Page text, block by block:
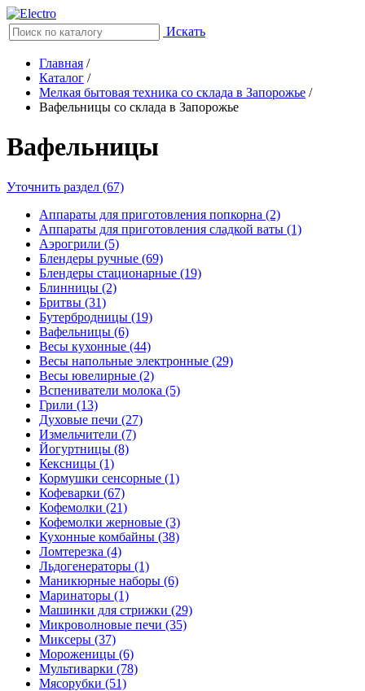
Искать
Главная /
Каталог /
Мелкая бытовая техника со склада в Запорожье /
Вафельницы со склада в Запорожье
Вафельницы
Уточнить раздел (67)
Аппараты для приготовления попкорна (2)
Аппараты для приготовления сладкой ваты (1)
Аэрогрили (5)
Блендеры ручные (69)
Блендеры стационарные (19)
Блинницы (2)
Бритвы (31)
Бутербродницы (19)
Вафельницы (6)
Весы кухонные (44)
Весы напольные электронные (29)
Весы ювелирные (2)
Вспениватели молока (5)
Грили (13)
Духовые печи (27)
Измельчители (7)
Йогуртницы (8)
Кексницы (1)
Кормушки сенсорные (1)
Кофеварки (67)
Кофемолки (21)
Кофемолки жерновые (3)
Кухонные комбайны (38)
Ломтерезка (4)
Льдогенераторы (1)
Маникюрные наборы (6)
Маринаторы (1)
Машинки для стрижки (29)
Микроволновые печи (35)
Миксеры (37)
Мороженицы (6)
Мультиварки (78)
Мясорубки (51)